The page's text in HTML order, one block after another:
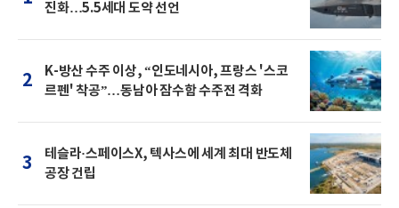
진화…5.5세대 도약 선언
2
K-방산 수주 이상, “인도네시아, 프랑스 '스코
르펜' 착공”…동남아 잠수함 수주전 격화
3
테슬라·스페이스X, 텍사스에 세계 최대 반도체
공장 건립